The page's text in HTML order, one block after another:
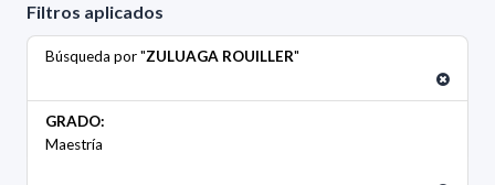
Filtros aplicados
Búsqueda por "ZULUAGA ROUILLER"
GRADO:
Maestría